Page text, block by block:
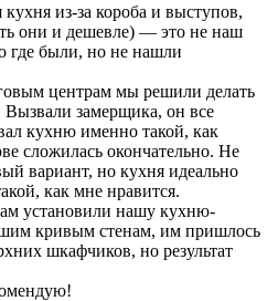
из-за короба и выступов,
они и дешевле) — это не наш
где были, но не нашли
центрам мы решили делать
замерщика, он все
кухню именно такой, как
сложилась окончательно. Не
вариант, но кухня идеально
как мне нравится.
установили нашу кухню-
кривым стенам, им пришлось
шкафчиков, но результат